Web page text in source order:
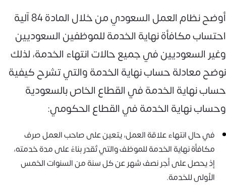
أوضح نظام العمل السعودي من خلال المادة 84 آلية
احتساب مكافأة نهاية الخدمة للموظفين السعوديين
وغير السعوديين في جميع حالات انتهاء الخدمة، لذلك
نوضح معادلة حساب نهاية الخدمة والتي تشرح كيفية
حساب نهاية الخدمة في القطاع الخاص بالسعودية
وحساب نهاية الخدمة في القطاع الحكومي:
في حال انتهاء علاقة العمل، يتعين على صاحب العمل صرف
مكافأة نهاية الخدمة للموظف والتي تُقدر بناءً على مدة خدمته،
إذ يحصل على أجر نصف شهر عن كل سنة من السنوات الخمس
الأولى للخدمة.